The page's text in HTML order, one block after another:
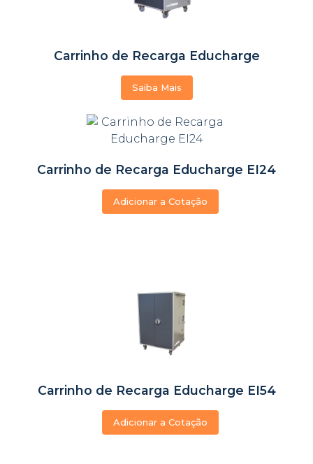
Carrinho de Recarga Educharge
Saiba Mais
Carrinho de Recarga Educharge EI24
Adicionar a Cotação
Carrinho de Recarga Educharge EI54
Adicionar a Cotação